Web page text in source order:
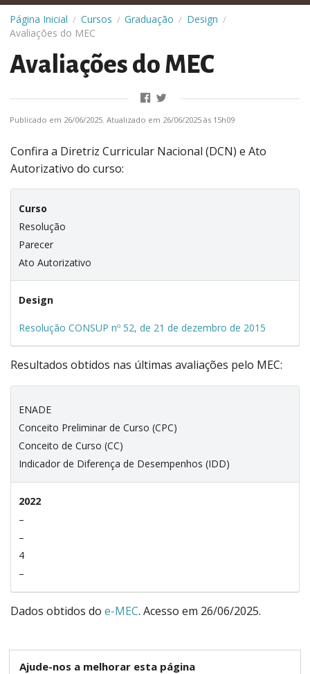
Página Inicial / Cursos / Graduação / Design /
Avaliações do MEC
Avaliações do MEC
Publicado em 26/06/2025. Atualizado em 26/06/2025 às 15h09
Confira a Diretriz Curricular Nacional (DCN) e Ato
Autorizativo do curso:
Curso
Resolução
Parecer
Ato Autorizativo
Design
Resolução CONSUP nº 52, de 21 de dezembro de 2015
Resultados obtidos nas últimas avaliações pelo MEC:
ENADE
Conceito Preliminar de Curso (CPC)
Conceito de Curso (CC)
Indicador de Diferença de Desempenhos (IDD)
2022
–
–
4
–
Dados obtidos do e-MEC. Acesso em 26/06/2025.
Ajude-nos a melhorar esta página